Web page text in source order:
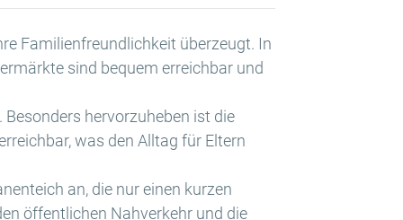
Familienfreundlichkeit überzeugt. In
sind bequem erreichbar und
hervorzuheben ist die
was den Alltag für Eltern
an, die nur einen kurzen
öffentlichen Nahverkehr und die